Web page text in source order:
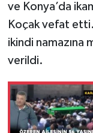
ve Konya’da
Koçak vefat
ikindi namazına
verildi.